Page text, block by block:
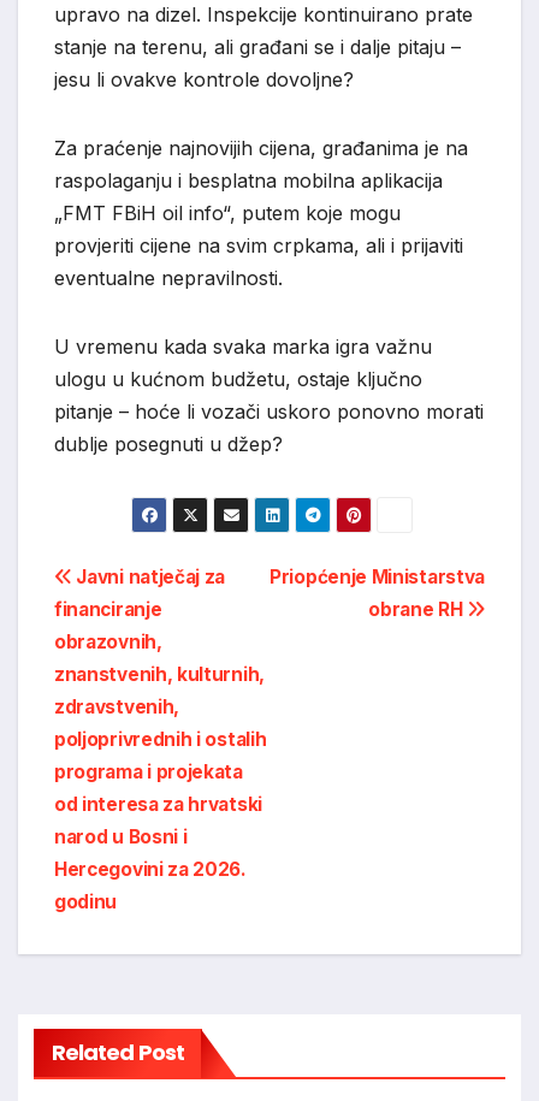
upravo na dizel. Inspekcije kontinuirano prate
stanje na terenu, ali građani se i dalje pitaju –
jesu li ovakve kontrole dovoljne?
Za praćenje najnovijih cijena, građanima je na
raspolaganju i besplatna mobilna aplikacija
„FMT FBiH oil info“, putem koje mogu
provjeriti cijene na svim crpkama, ali i prijaviti
eventualne nepravilnosti.
U vremenu kada svaka marka igra važnu
ulogu u kućnom budžetu, ostaje ključno
pitanje – hoće li vozači uskoro ponovno morati
dublje posegnuti u džep?
Post
navigation
Priopćenje Ministarstva
obrane RH
Javni natječaj za
financiranje
obrazovnih,
znanstvenih, kulturnih,
zdravstvenih,
poljoprivrednih i ostalih
programa i projekata
od interesa za hrvatski
narod u Bosni i
Hercegovini za 2026.
godinu
Related Post